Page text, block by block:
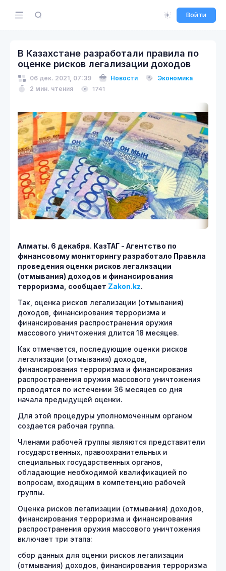
Войти
В Казахстане разработали правила по
оценке рисков легализации доходов
06 дек. 2021, 07:39 Новости
Экономика
2 мин. чтения
1741
Алматы. 6 декабря. КазТАГ - Агентство по
финансовому мониторингу разработало Правила
проведения оценки рисков легализации
(отмывания) доходов и финансирования
терроризма, сообщает Zakon.kz.
Так, оценка рисков легализации (отмывания)
доходов, финансирования терроризма и
финансирования распространения оружия
массового уничтожения длится 18 месяцев.
Как отмечается, последующие оценки рисков
легализации (отмывания) доходов,
финансирования терроризма и финансирования
распространения оружия массового уничтожения
проводятся по истечении 36 месяцев со дня
начала предыдущей оценки.
Для этой процедуры уполномоченным органом
создается рабочая группа.
Членами рабочей группы являются представители
государственных, правоохранительных и
специальных государственных органов,
обладающие необходимой квалификацией по
вопросам, входящим в компетенцию рабочей
группы.
Оценка рисков легализации (отмывания) доходов,
финансирования терроризма и финансирования
распространения оружия массового уничтожения
включает три этапа:
сбор данных для оценки рисков легализации
(отмывания) доходов, финансирования терроризма